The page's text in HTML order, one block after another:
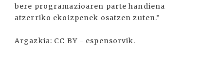
bere programazioaren parte handiena
atzerriko ekoizpenek osatzen zuten.”
Argazkia: CC BY - espensorvik.